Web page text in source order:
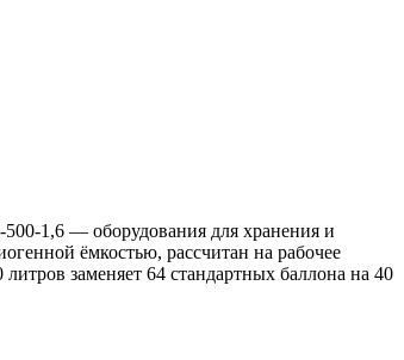
— оборудования для хранения и
ёмкостью, рассчитан на рабочее
заменяет 64 стандартных баллона на 40